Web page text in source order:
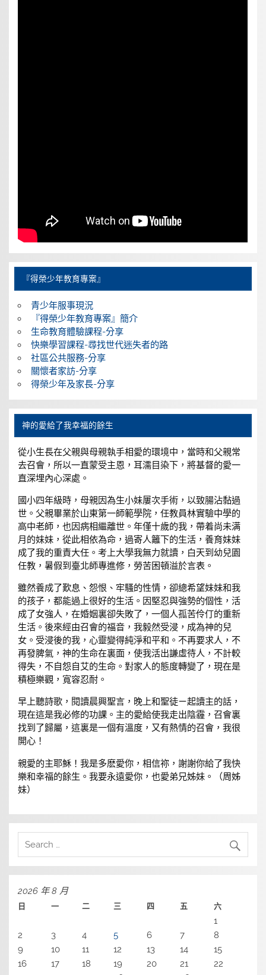
『得榮少年教育專案』
青少年服事現況
『得榮少年教育專案』簡介
生命教育體驗課程-分享
快樂學習課程-尋找世代迷失者的路
社區公共服務-分享
關懷者家訪-分享
得榮少年及家長-分享
神的愛給了我幸福的餘生
從小生長在父親與母親執手相愛的環境中，當時和父親常
去召會，所以一直蒙受主恩，耳濡目染下，將基督的愛一
直深埋內心深處。
國小四年級時，母親因為生小妹屢次手術，以致腸沾黏過
世。父親畢業於山東第一師範學院，任教員林實驗中學的
高中老師，也因病相繼離世。年僅十歲的我，帶着尚未满
月的妹妹，從此相依為命，過寄人籬下的生活，養育妹妹
成了我的重責大任。考上大學我無力就讀，白天到幼兒園
任教，暑假到臺北師專進修，勞苦困頓溢於言表。
雖然養成了歎息、怨恨、牢騷的性情，卻總希望妹妹和我
的孩子，都能過上很好的生活。因堅忍與強勢的個性，活
成了女強人，在婚姻裏卻失敗了，一個人孤苦伶仃的重新
生活。後來經由召會的福音，我毅然受浸，成為神的兒
女。受浸後的我，心靈變得純淨和平和。不再要求人，不
再發脾氣，神的生命在裏面，使我活出謙虛待人，不計較
得失，不自怨自艾的生命。對家人的態度轉變了，現在是
積極樂觀，寬容忍耐。
早上聽詩歌，閱讀晨興聖言，晚上和聖徒ㄧ起讀主的話，
現在這是我必修的功課。主的愛給使我走出陰霾，召會裏
找到了歸屬，這裏是一個有溫度，又有熱情的召會，我很
開心！
親愛的主耶穌！我是多麽愛你，相信祢，謝謝你給了我快
樂和幸福的餘生。我要永遠愛你，也愛弟兄姊妹。（周姊
妹）
2026 年 8 月
日 一 二 三 四 五 六
1
2
3 4 5 6 7
8
9
10 11 12 13 14
15
16
17 18 19 20 21
22